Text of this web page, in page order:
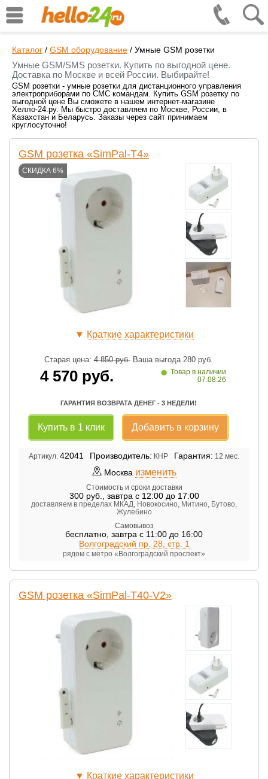
Каталог / GSM оборудование / Умные GSM розетки
Умные GSM/SMS розетки. Купить по выгодной цене.
Доставка по Москве и всей России. Выбирайте!
GSM розетки - умные розетки для дистанционного управления
электроприборами по СМС командам. Купить GSM розетку по
выгодной цене Вы сможете в нашем интернет-магазине
Хелло-24.ру. Мы быстро доставляем по Москве, России, в
Казахстан и Беларусь. Заказы через сайт принимаем
круглосуточно!
GSM розетка «SimPal-T4»
СКИДКА 6%
▼ Краткие характеристики
Старая цена:4 850руб. Ваша выгода280руб.
4 570руб. • Товар в наличии
07.08.26
ГАРАНТИЯ ВОЗВРАТА ДЕНЕГ - 3 НЕДЕЛИ!
Купить в 1 клик Добавить в корзину
Артикул: 42041 Производитель: КНР Гарантия: 12 мес.
Москва изменить
Стоимость и сроки доставки
300руб. завтра с 12:00 до 17:00
доставляем в пределах МКАД, Новокосино, Митино, Бутово,
Жулебино
Самовывоз
бесплатно завтра с 11:00 до 16:00
Волгоградский пр. 28, стр. 1
рядом с метро «Волгоградский проспект»
GSM розетка «SimPal-T40-V2»
▼ Краткие характеристики